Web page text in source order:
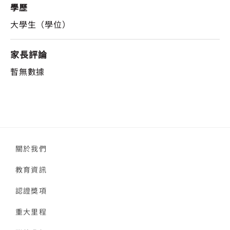
學歷
大學生（學位）
家長評論
暫無數據
關於我們
教育資訊
認證獎項
重大里程